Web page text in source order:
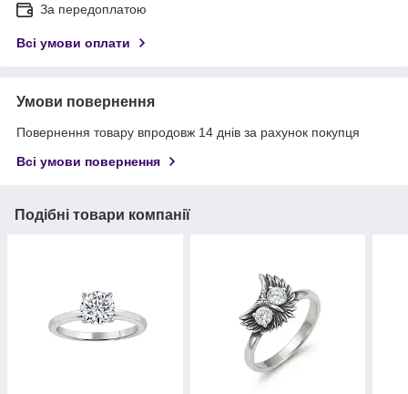
За передоплатою
Всі умови оплати
Умови повернення
Повернення товару впродовж 14 днів за рахунок покупця
Всі умови повернення
Подібні товари компанії